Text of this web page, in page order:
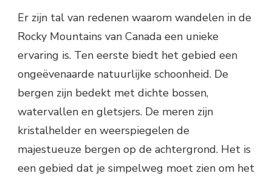
Er zijn tal van redenen waarom wandelen in de
Rocky Mountains van Canada een unieke
ervaring is. Ten eerste biedt het gebied een
ongeëvenaarde natuurlijke schoonheid. De
bergen zijn bedekt met dichte bossen,
watervallen en gletsjers. De meren zijn
kristalhelder en weerspiegelen de
majestueuze bergen op de achtergrond. Het is
een gebied dat je simpelweg moet zien om het